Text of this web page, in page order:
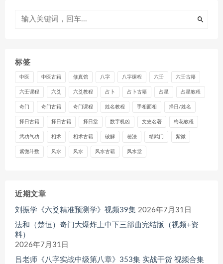
标签
中医 中医古籍 修真馆 八字 八字课程 六壬 六壬古籍
六壬课程 六爻 六爻教程 占卜 占卜古籍 占星 占星教程
奇门 奇门古籍 奇门课程 姓名教程 手相面相 择日/姓名
择日古籍 择日古籍 择日堂 数字机凶 文史名著 梅花教程
武功气功 相术 相术古籍 破解 秘法 精武门 紫微
紫微斗数 风水 风水 风水古籍 风水堂
近期文章
刘振学《六爻精准预测学》视频39集 2026年7月31日
法和（楚恒）奇门大爆炸上中下三部曲完结版（视频+资
料）
2026年7月31日
吕老师《八字实战中级第八章》353集 实战干货 视频合集